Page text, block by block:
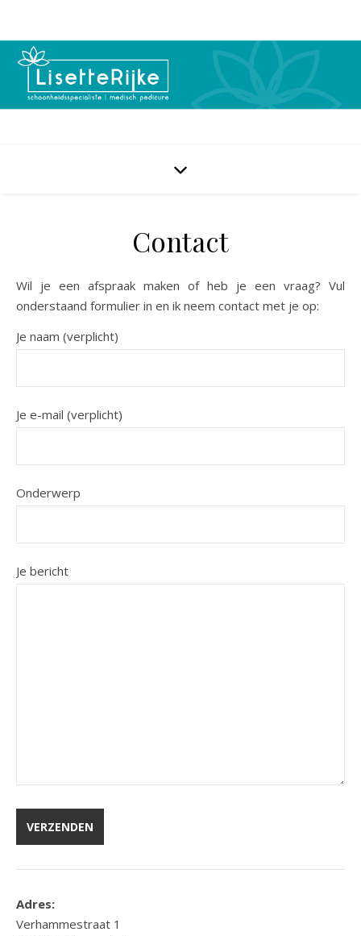
Contact
Wil je een afspraak maken of heb je een vraag? Vul
onderstaand formulier in en ik neem contact met je op:
Je naam (verplicht)
Je e-mail (verplicht)
Onderwerp
Je bericht
Adres:
Verhammestraat 1